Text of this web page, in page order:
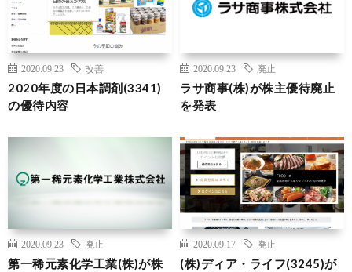
2020.09.23 改善
2020年度の日本調剤(3341)
の優待内容
2020.09.23 廃止
ラサ商事(株)が株主優待廃止
を発表
2020.09.23 廃止
第一稀元素化学工業(株)が株
2020.09.17 廃止
(株)ディア・ライフ(3245)が